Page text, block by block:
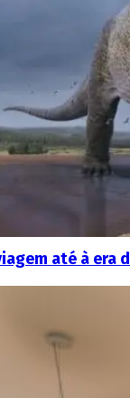
até à era